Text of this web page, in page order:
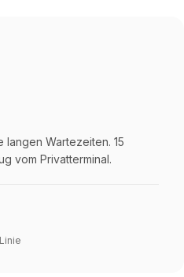
langen Wartezeiten. 15
vom Privatterminal.